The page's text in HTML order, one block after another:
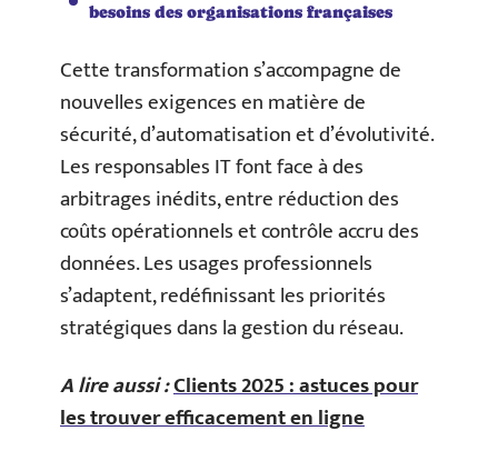
besoins des organisations françaises
Cette transformation s’accompagne de
nouvelles exigences en matière de
sécurité, d’automatisation et d’évolutivité.
Les responsables IT font face à des
arbitrages inédits, entre réduction des
coûts opérationnels et contrôle accru des
données. Les usages professionnels
s’adaptent, redéfinissant les priorités
stratégiques dans la gestion du réseau.
A lire aussi :Clients 2025 : astuces pour
les trouver efficacement en ligne